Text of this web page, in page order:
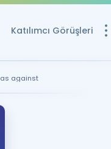
Katılımcı Görüşleri
Ücretsiz
as against